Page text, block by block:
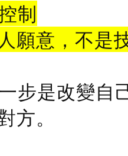
制
願意，不是
步是改變自
方。